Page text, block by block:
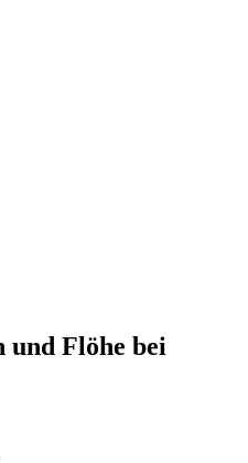
und Flöhe bei